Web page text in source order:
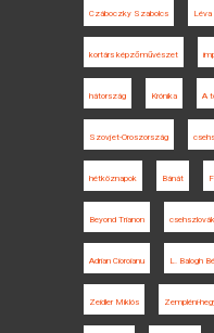
Czáboczky Szabolcs Léva
kortárs képzőművészet
hátország Krónika A
Szovjet-Oroszország
hétköznapok Bánát
Beyond Trianon
Adrian Cioroianu L. Balogh
Zeidler Miklós Zempléni-